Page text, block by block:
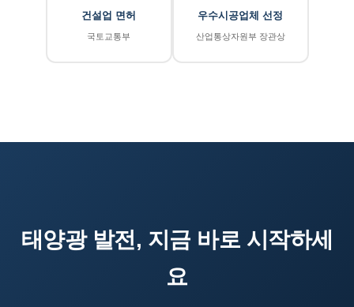
건설업 면허
국토교통부
우수시공업체 선정
산업통상자원부 장관상
태양광 발전, 지금 바로 시작하세
요